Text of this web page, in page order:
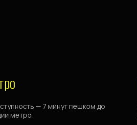
— 7 минут пешком до
метро